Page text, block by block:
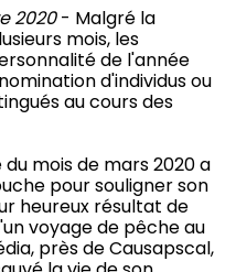
2020- Malgré la
mois, les
de l'année
d'individus ou
au cours des
mois de mars 2020 a
pour souligner son
heureux résultat de
voyage de pêche au
près de Causapscal,